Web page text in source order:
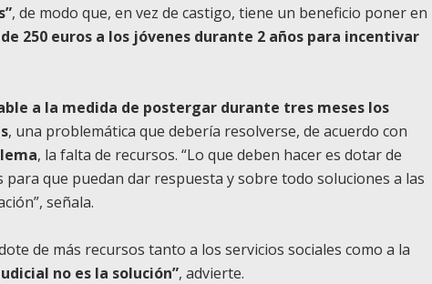
, de modo que, en vez de castigo, tiene un beneficio poner en
250 euros a los jóvenes durante 2 años para incentivar
a la medida de postergar durante tres meses los
, una problemática que debería resolverse, de acuerdo con
, la falta de recursos. “Lo que deben hacer es dotar de
para que puedan dar respuesta y sobre todo soluciones a las
señala.
de más recursos tanto a los servicios sociales como a la
no es la solución”, advierte.